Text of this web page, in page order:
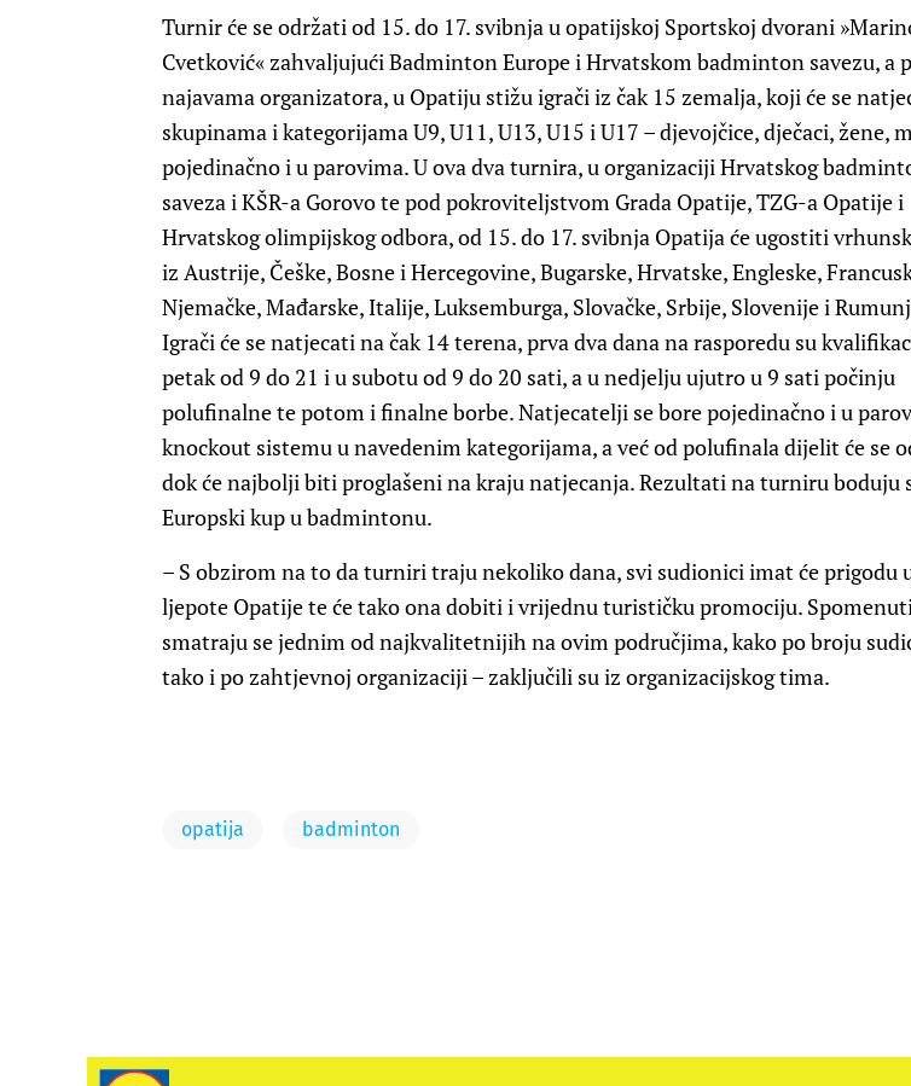
Turnir će se održati od 15. do 17. svibnja u opatijskoj Sportskoj dvorani
Cvetković« zahvaljujući Badminton Europe i Hrvatskom badminton savezu, a
najavama organizatora, u Opatiju stižu igrači iz čak 15 zemalja, koji će se
skupinama i kategorijama U9, U11, U13, U15 i U17 – djevojčice, dječaci, žene,
pojedinačno i u parovima. U ova dva turnira, u organizaciji Hrvatskog
saveza i KŠR-a Gorovo te pod pokroviteljstvom Grada Opatije, TZG-a Opatije i
Hrvatskog olimpijskog odbora, od 15. do 17. svibnja Opatija će ugostiti
iz Austrije, Češke, Bosne i Hercegovine, Bugarske, Hrvatske, Engleske,
Njemačke, Mađarske, Italije, Luksemburga, Slovačke, Srbije, Slovenije i
Igrači će se natjecati na čak 14 terena, prva dva dana na rasporedu su
petak od 9 do 21 i u subotu od 9 do 20 sati, a u nedjelju ujutro u 9 sati počinju
polufinalne te potom i finalne borbe. Natjecatelji se bore pojedinačno i u
knockout sistemu u navedenim kategorijama, a već od polufinala dijelit će se
dok će najbolji biti proglašeni na kraju natjecanja. Rezultati na turniru boduju
Europski kup u badmintonu.
– S obzirom na to da turniri traju nekoliko dana, svi sudionici imat će prigodu
ljepote Opatije te će tako ona dobiti i vrijednu turističku promociju.
smatraju se jednim od najkvalitetnijih na ovim područjima, kako po broju
tako i po zahtjevnoj organizaciji – zaključili su iz organizacijskog tima.
opatija badminton